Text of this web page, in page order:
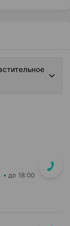
до 18:00